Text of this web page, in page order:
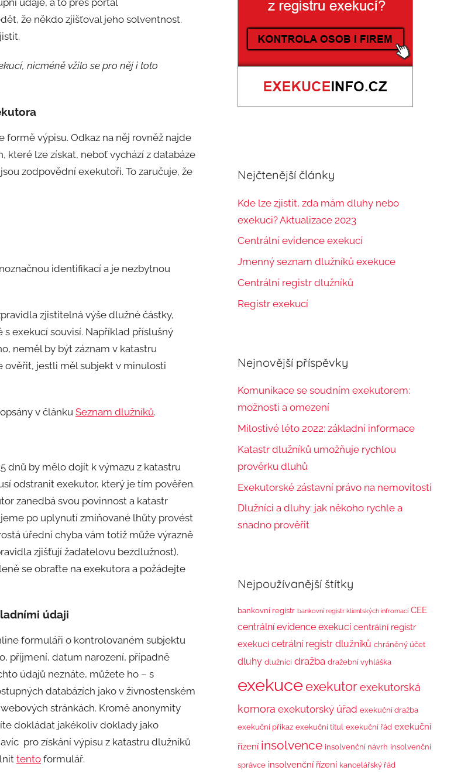
údaje, a to přes portál
že někdo zjišťoval jeho solventnost.
nicméně vžilo se pro něj i toto
výpisu. Odkaz na něj rovněž najde
které lze získat, neboť vychází z databáze
zodpovědní exekutoři. To zaručuje, že
identifikací a je nezbytnou
zjistitelná výše dlužné částky,
exekucí souvisí. Například příslušný
neměl by být záznam v katastru
ověřit, jestli měl subjekt v minulosti
v článkuSeznam dlužníků.
dnů by mělo dojít k výmazu z katastru
odstranit exekutor, který je tím pověřen.
zanedbá svou povinnost a katastr
po uplynutí zmiňované lhůty provést
úřední chyba vám totiž může výrazně
zjišťují žadatelovu bezdlužnost).
se obraťte na exekutora a požádejte
údaji
formuláři o kontrolovaném subjektu
příjmení, datum narození, případně
údajů neznáte, můžete ho – s
databázích jako v živnostenském
stránkách. Kromě anonymity
dokládat jakékoliv doklady jako
pro získání výpisu z katastru dlužníků
tento formulář.
Nejčtenější články
Kde lze zjistit, zda mám dluhy nebo
exekuci? Aktualizace 2023
Centrální evidence exekucí
Jmenný seznam dlužníků exekuce
Centrální registr dlužníků
Registr exekucí
Nejnovější příspěvky
Komunikace se soudním exekutorem:
možnosti a omezení
Milostivé léto 2022: základní informace
Katastr dlužníků umožňuje rychlou
prověrku dluhů
Exekutorské zástavní právo na nemovitosti
Dlužníci a dluhy: jak někoho rychle a
snadno prověřit
Nejpoužívanější štítky
bankovní registr bankovní registr klientských infromací CEE
centrální evidence exekucí centrální registr
exekucí cetrální registr dlužníků chráněný účet
dluhy dlužníci dražba dražební vyhláška
exekuceexekutor exekutorská
komora exekutorský úřad exekuční dražba
exekuční příkaz exekuční titul exekuční řád exekuční
řízení insolvence insolvenční návrh insolvenční
správce insolvenční řízení kancelářský řád